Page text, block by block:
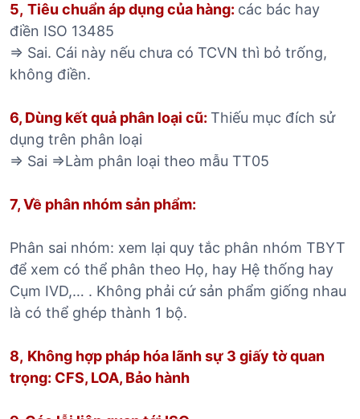
5, Tiêu chuẩn áp dụng của hàng: các bác hay
điền ISO 13485
=> Sai. Cái này nếu chưa có TCVN thì bỏ trống,
không điền.
6, Dùng kết quả phân loại cũ: Thiếu mục đích sử
dụng trên phân loại
=> Sai =>Làm phân loại theo mẫu TT05
7, Về phân nhóm sản phẩm:
Phân sai nhóm: xem lại quy tắc phân nhóm TBYT
để xem có thể phân theo Họ, hay Hệ thống hay
Cụm IVD,… . Không phải cứ sản phẩm giống nhau
là có thể ghép thành 1 bộ.
8, Không hợp pháp hóa lãnh sự 3 giấy tờ quan
trọng: CFS, LOA, Bảo hành